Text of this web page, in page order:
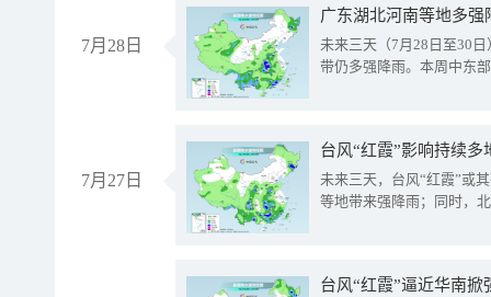
7月28日
广东湖北河南等地多
未来三天（7月28日至30
带仍多强降雨。本周中东
7月27日
台风“红霞”影响持续
未来三天，台风“红霞”或
等地带来强降雨；同时，
台风“红霞”逼近华南